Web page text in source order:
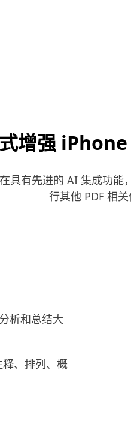
增强
具有先进的 AI 集成功
行其他 PDF 相关
析和总结大
、排列、概